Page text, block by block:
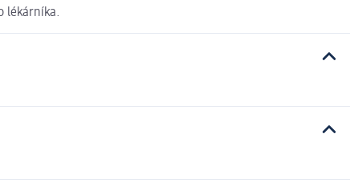
lékárníka.